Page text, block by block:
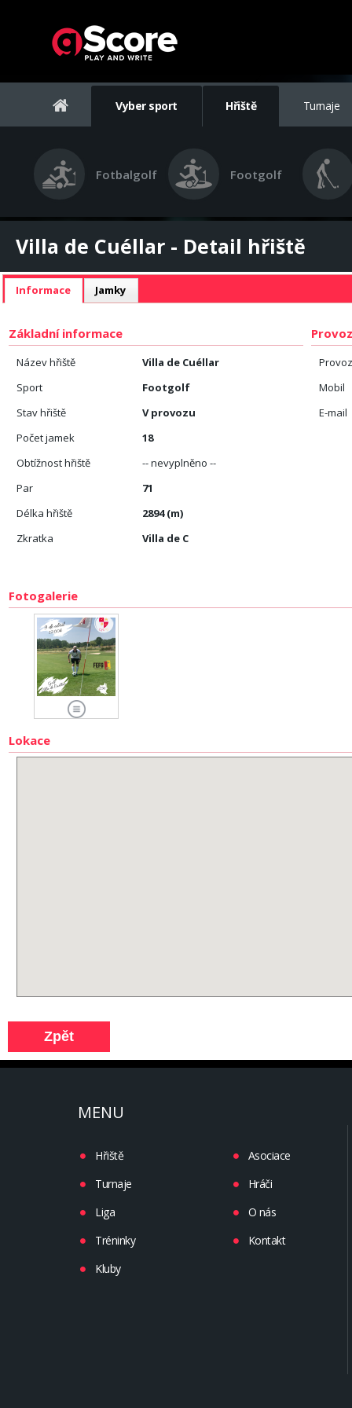
Vyber sport Hřiště Turnaje
Fotbalgolf Footgolf
Villa de Cuéllar - Detail hřiště
Informace Jamky
Základní informace
Název hřiště
Villa de Cuéllar
Sport
Footgolf
Stav hřiště
V provozu
Počet jamek
18
Obtížnost hřiště
-- nevyplněno --
Par
71
Délka hřiště
2894 (m)
Zkratka
Villa de C
Mobil
E-mail
Fotogalerie
Lokace
MENU
Hřiště
Turnaje
Liga
Tréninky
Kluby
Asociace
Hráči
O nás
Kontakt